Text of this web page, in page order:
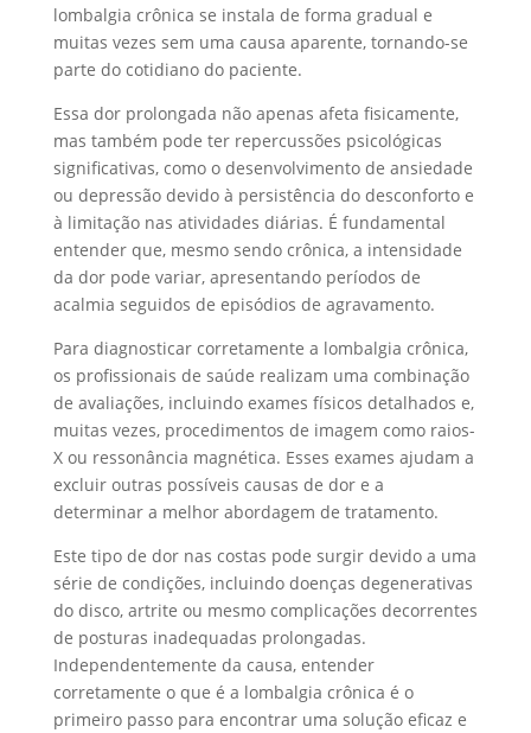
lombalgia crônica se instala de forma gradual e
muitas vezes sem uma causa aparente, tornando-se
parte do cotidiano do paciente.
Essa dor prolongada não apenas afeta fisicamente,
mas também pode ter repercussões psicológicas
significativas, como o desenvolvimento de ansiedade
ou depressão devido à persistência do desconforto e
à limitação nas atividades diárias. É fundamental
entender que, mesmo sendo crônica, a intensidade
da dor pode variar, apresentando períodos de
acalmia seguidos de episódios de agravamento.
Para diagnosticar corretamente a lombalgia crônica,
os profissionais de saúde realizam uma combinação
de avaliações, incluindo exames físicos detalhados e,
muitas vezes, procedimentos de imagem como raios-
X ou ressonância magnética. Esses exames ajudam a
excluir outras possíveis causas de dor e a
determinar a melhor abordagem de tratamento.
Este tipo de dor nas costas pode surgir devido a uma
série de condições, incluindo doenças degenerativas
do disco, artrite ou mesmo complicações decorrentes
de posturas inadequadas prolongadas.
Independentemente da causa, entender
corretamente o que é a lombalgia crônica é o
primeiro passo para encontrar uma solução eficaz e